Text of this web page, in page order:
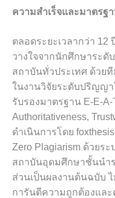
ความสำเร็จและมาตรฐ
ตลอดระยะเวลากว่า 12
วางใจจากนักศึกษาระ
สถาบันทั่วประเทศ ด้วย
ในงานวิจัยระดับปริญญา
รับรองมาตรฐาน E-E-A-
Authoritativeness,
ดำเนินการโดย
Zero Plagiarism ด้วยร
สถาบันอุดมศึกษาชั้นนำ
ส่วนเป็นผลงานต้นฉบับ
การันตีความถูกต้องแล